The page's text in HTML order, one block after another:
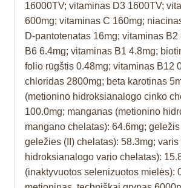
16000TV; vitaminas D3 1600TV;
600mg; vitaminas C 160mg;
D-pantotenatas 16mg; vitaminas
B6 6.4mg; vitaminas B1 4.8mg;
folio rūgštis 0.48mg; vitaminas B12
chloridas 2800mg; beta karotinas
(metionino hidroksianalogo cinko
100.0mg; manganas (metionino
mangano chelatas): 64.6mg;
geležies (II) chelatas): 58.3mg;
hidroksianalogo vario chelatas):
(inaktyvuotos selenizuotos mielės):